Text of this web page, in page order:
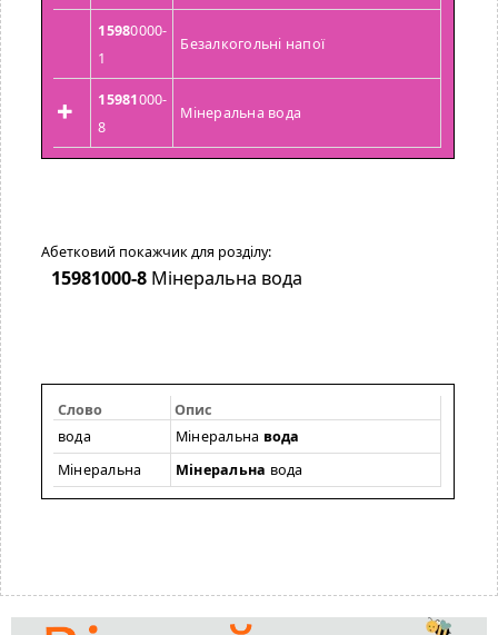
15980000-
1
Безалкогольні напої
15981000-
8
Мінеральна вода
Абетковий покажчик для розділу:
15981000-8 Мінеральна вода
Слово
Опис
вода
Мінеральна вода
Мінеральна
Мінеральна вода